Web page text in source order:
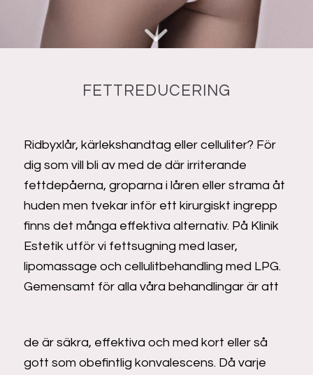
FETTREDUCERING
Ridbyxlår, kärlekshandtag eller celluliter? För
dig som vill bli av med de där irriterande
fettdepåerna, groparna i låren eller strama åt
huden men tvekar inför ett kirurgiskt ingrepp
finns det många effektiva alternativ. På Klinik
Estetik utför vi fettsugning med laser,
lipomassage och cellulitbehandling med LPG.
Gemensamt för alla våra behandlingar är att
de är säkra, effektiva och med kort eller så
gott som obefintlig konvalescens. Då varje